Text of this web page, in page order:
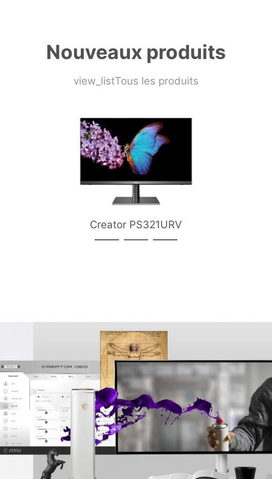
Nouveaux produits
view_listTous les produits
Creator PS321URV